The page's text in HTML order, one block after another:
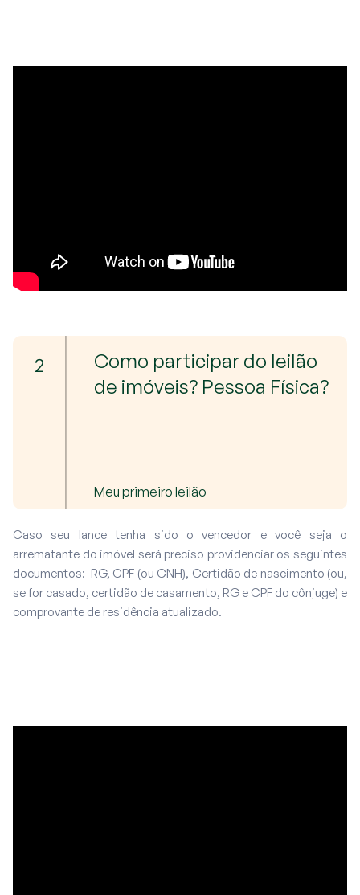
2
Como participar do leilão
de imóveis? Pessoa Física?
Meu primeiro leilão
Caso seu lance tenha sido o vencedor e você seja o
arrematante do imóvel será preciso providenciar os seguintes
documentos: RG, CPF (ou CNH), Certidão de nascimento (ou,
se for casado, certidão de casamento, RG e CPF do cônjuge) e
comprovante de residência atualizado.